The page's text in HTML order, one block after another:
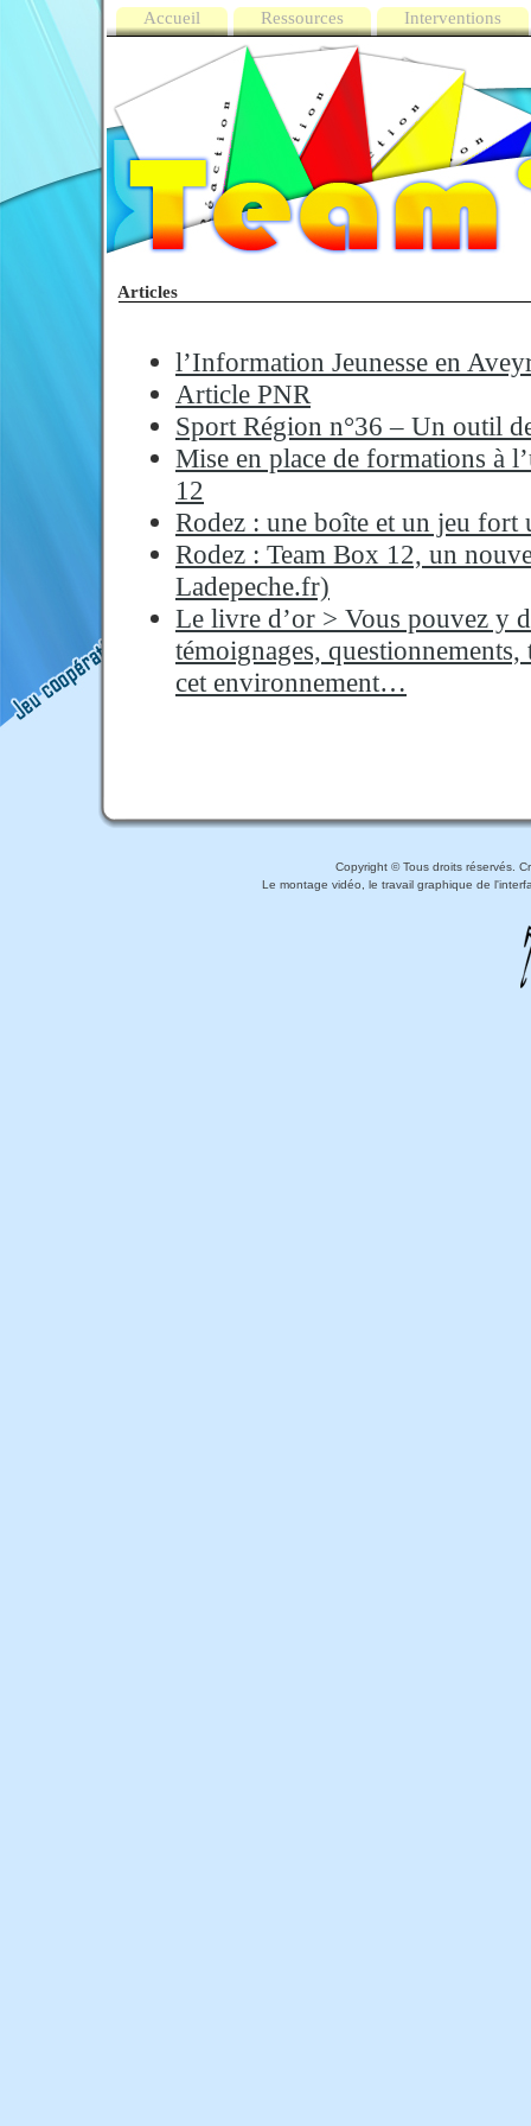
Accueil Ressources Interventions
Articles
l’Information Jeunesse en
Article PNR
Sport Région n°36 – Un outil
Mise en place de formations à
12
Rodez : une boîte et un jeu
Rodez : Team Box 12, un
Ladepeche.fr)
Le livre d’or > Vous pouvez y
témoignages,
cet environnement…
Copyright © Tous droits réservés.
Le montage vidéo, le travail graphique de